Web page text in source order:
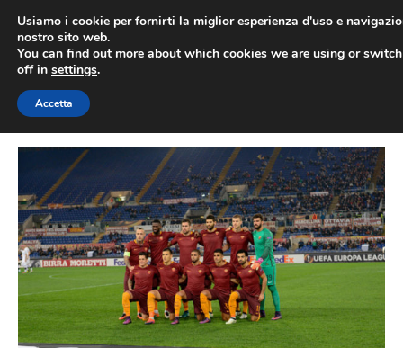
contenuto
Usiamo i cookie per fornirti la miglior esperienza d'uso e
nostro sito web.
You can find out more about which cookies we are using or
off in settings.
Accetta